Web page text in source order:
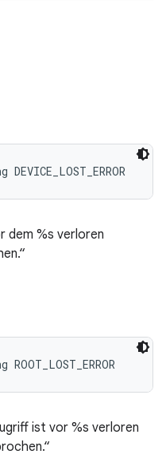
dem %s verloren
ist vor %s verloren